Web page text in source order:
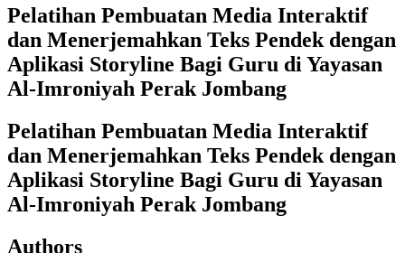
Pelatihan Pembuatan Media Interaktif
dan Menerjemahkan Teks Pendek dengan
Aplikasi Storyline Bagi Guru di Yayasan
Al-Imroniyah Perak Jombang
Pelatihan Pembuatan Media Interaktif
dan Menerjemahkan Teks Pendek dengan
Aplikasi Storyline Bagi Guru di Yayasan
Al-Imroniyah Perak Jombang
Authors